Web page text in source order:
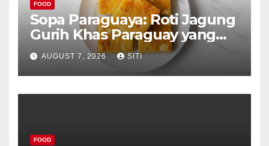
FOOD
Sopa Paraguaya: Roti Jagung
Gurih Khas Paraguay yang
Unik
AUGUST 7, 2026 SITI
FOOD